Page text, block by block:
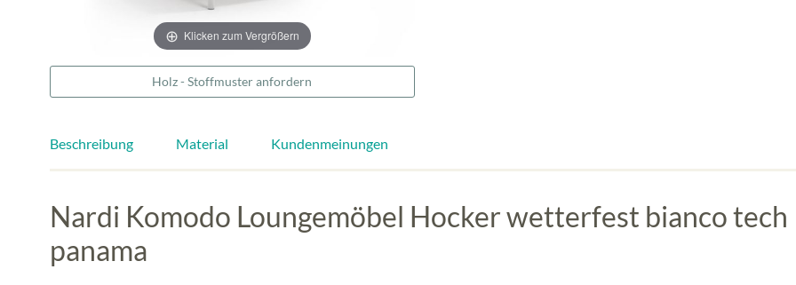
Klicken zum Vergrößern
Holz - Stoffmuster anfordern
Beschreibung Material Kundenmeinungen
Nardi Komodo Loungemöbel Hocker wetterfest bianco tech
panama